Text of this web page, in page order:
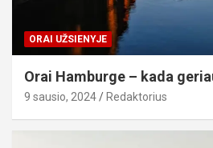
ORAI UŽSIENYJE
Orai Hamburge – kada
9 sausio, 2024 Redaktorius